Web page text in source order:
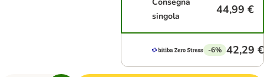
singola
44,99 €
-6% 42,29 €